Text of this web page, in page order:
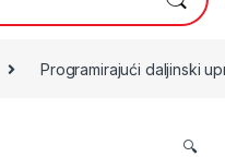
Programirajući daljinski
🔍